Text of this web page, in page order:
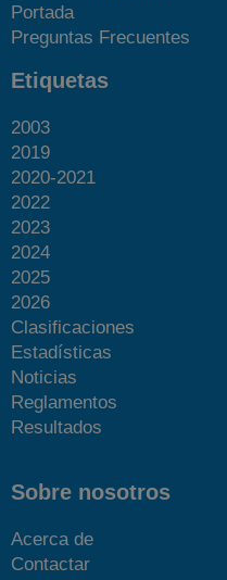
Portada
Preguntas Frecuentes
Etiquetas
2003
2019
2020-2021
2022
2023
2024
2025
2026
Clasificaciones
Estadísticas
Noticias
Reglamentos
Resultados
Sobre nosotros
Acerca de
Contactar